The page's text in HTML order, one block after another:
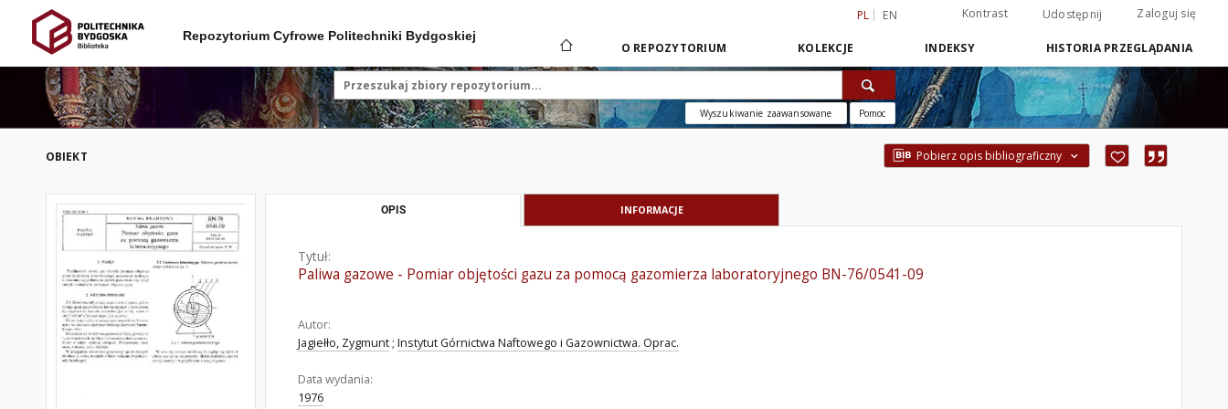
PL EN Kontrast Udostępnij Zaloguj się
Repozytorium Cyfrowe Politechniki Bydgoskiej
O REPOZYTORIUM KOLEKCJE INDEKSY HISTORIA PRZEGLĄDANIA
Wyszukiwanie zaawansowane Pomoc
OBIEKT Pobierz opis bibliograficzny
OPIS INFORMACJE
Tytuł:
Paliwa gazowe - Pomiar objętości gazu za pomocą gazomierza laboratoryjnego BN-76/0541-09
Autor:
Jagiełło, Zygmunt ; Instytut Górnictwa Naftowego i Gazownictwa. Oprac.
Data wydania:
1976